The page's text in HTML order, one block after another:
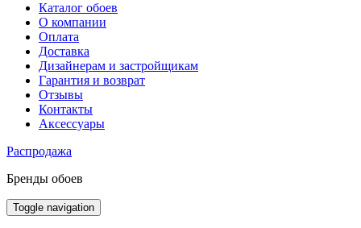
Каталог обоев
О компании
Оплата
Доставка
Дизайнерам и застройщикам
Гарантия и возврат
Отзывы
Контакты
Аксессуары
Распродажа
Бренды обоев
Toggle navigation